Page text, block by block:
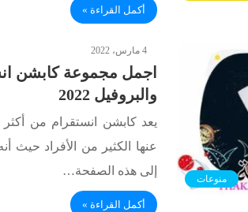
أكمل القراءة »
منوعات
4 مارس، 2022
اجمل مجموعة كابشن
والبروفيل 2022
يعد كابشن انستقرام من أكثر
عنها الكثير من الأفراد حيث
إلى هذه الصفحة…
أكمل القراءة »